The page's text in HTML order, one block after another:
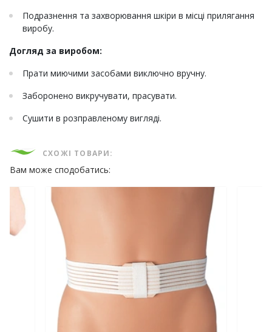
Подразнення та захворювання шкіри в місці прилягання
виробу.
Догляд за виробом:
Прати миючими засобами виключно вручну.
Заборонено викручувати, прасувати.
Сушити в розправленому вигляді.
СХОЖІ ТОВАРИ:
Вам може сподобатись: